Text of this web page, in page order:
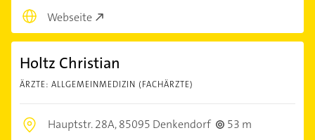
Webseite
Holtz Christian
ÄRZTE: ALLGEMEINMEDIZIN (FACHÄRZTE)
Hauptstr. 28A,85095 Denkendorf
53 m